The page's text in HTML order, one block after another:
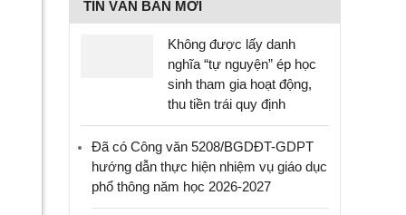
TIN VĂN BẢN MỚI
Không được lấy danh
nghĩa “tự nguyện” ép học
sinh tham gia hoạt động,
thu tiền trái quy định
Đã có Công văn 5208/BGDĐT-GDPT
hướng dẫn thực hiện nhiệm vụ giáo dục
phổ thông năm học 2026-2027